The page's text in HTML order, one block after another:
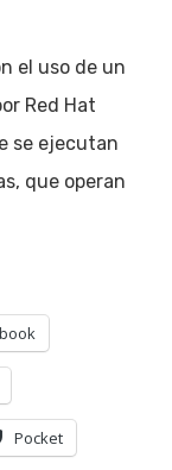
el uso de un
Red Hat
se ejecutan
que operan
Pocket